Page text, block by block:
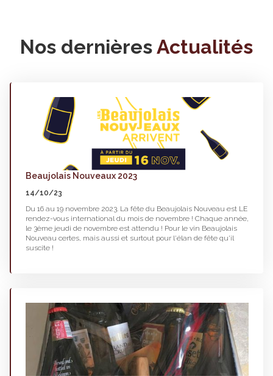
Nos dernièresActualités
Beaujolais Nouveaux 2023
14/10/23
Du 16 au 19 novembre 2023. La fête du Beaujolais Nouveau est LE
rendez-vous international du mois de novembre ! Chaque année,
le 3ème jeudi de novembre est attendu ! Pour le vin Beaujolais
Nouveau certes, mais aussi et surtout pour l'élan de fête qu'il
suscite !